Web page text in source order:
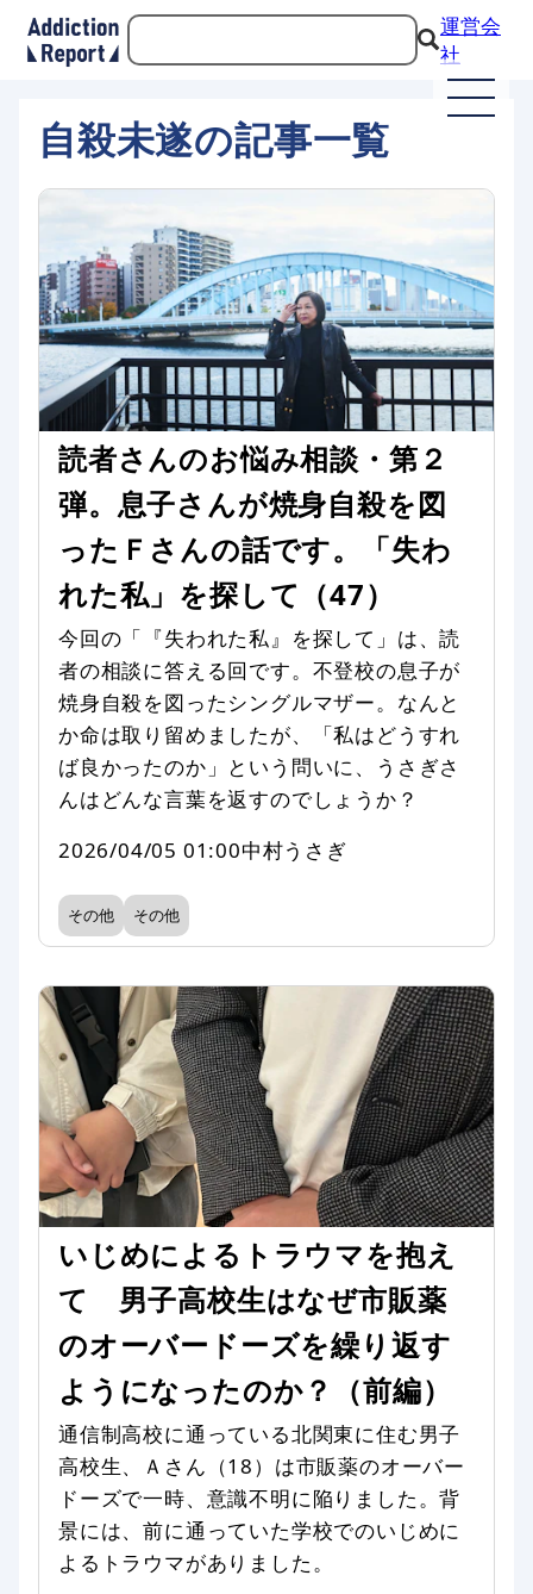
運営会
社
自殺未遂の記事一覧
読者さんのお悩み相談・第２
弾。息子さんが焼身自殺を図
ったＦさんの話です。「失わ
れた私」を探して（47）
今回の「『失われた私』を探して」は、読
者の相談に答える回です。不登校の息子が
焼身自殺を図ったシングルマザー。なんと
か命は取り留めましたが、「私はどうすれ
ば良かったのか」という問いに、うさぎさ
んはどんな言葉を返すのでしょうか？
2026/04/05 01:00中村うさぎ
その他 その他
いじめによるトラウマを抱え
て 男子高校生はなぜ市販薬
のオーバードーズを繰り返す
ようになったのか？（前編）
通信制高校に通っている北関東に住む男子
高校生、Ａさん（18）は市販薬のオーバー
ドーズで一時、意識不明に陥りました。背
景には、前に通っていた学校でのいじめに
よるトラウマがありました。